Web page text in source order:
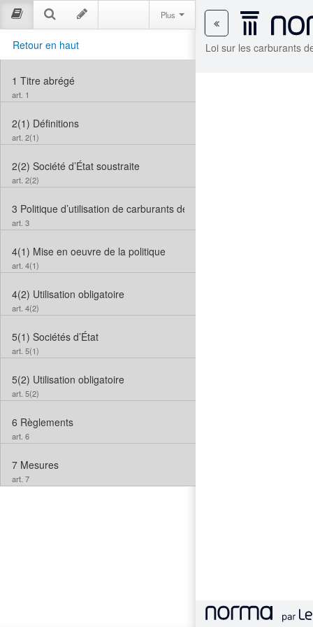
Loi sur les carburants
Plus
Retour en haut
1 Titre abrégé
art. 1
2(1) Définitions
art. 2(1)
2(2) Société d’État soustraite
art. 2(2)
3 Politique d’utilisation de carburants de remplacement
art. 3
4(1) Mise en oeuvre de la politique
art. 4(1)
4(2) Utilisation obligatoire
art. 4(2)
5(1) Sociétés d’État
art. 5(1)
5(2) Utilisation obligatoire
art. 5(2)
6 Règlements
art. 6
7 Mesures
art. 7